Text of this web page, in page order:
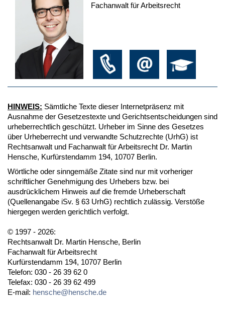
Fachanwalt für Arbeitsrecht
HINWEIS: Sämtliche Texte dieser Internetpräsenz mit
Ausnahme der Gesetzestexte und Gerichtsentscheidungen sind
urheberrechtlich geschützt. Urheber im Sinne des Gesetzes
über Urheberrecht und verwandte Schutzrechte (UrhG) ist
Rechtsanwalt und Fachanwalt für Arbeitsrecht Dr. Martin
Hensche, Kurfürstendamm 194, 10707 Berlin.
Wörtliche oder sinngemäße Zitate sind nur mit vorheriger
schriftlicher Genehmigung des Urhebers bzw. bei
ausdrücklichem Hinweis auf die fremde Urheberschaft
(Quellenangabe iSv. § 63 UrhG) rechtlich zulässig. Verstöße
hiergegen werden gerichtlich verfolgt.
© 1997 - 2026:
Rechtsanwalt Dr. Martin Hensche, Berlin
Fachanwalt für Arbeitsrecht
Kurfürstendamm 194, 10707 Berlin
Telefon: 030 - 26 39 62 0
Telefax: 030 - 26 39 62 499
E-mail: hensche@hensche.de